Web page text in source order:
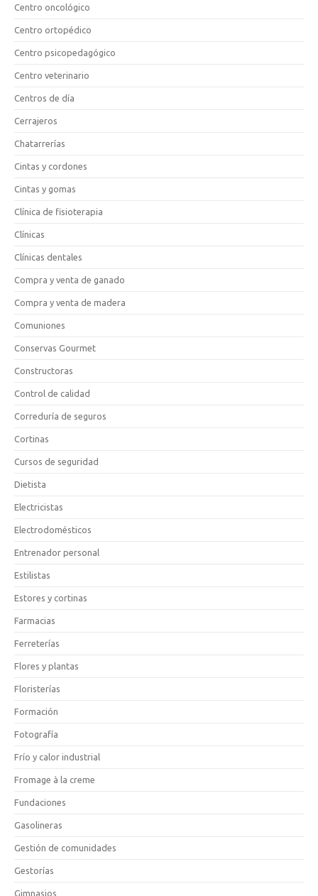
Centro oncológico
Centro ortopédico
Centro psicopedagógico
Centro veterinario
Centros de día
Cerrajeros
Chatarrerías
Cintas y cordones
Cintas y gomas
Clínica de fisioterapia
Clínicas
Clínicas dentales
Compra y venta de ganado
Compra y venta de madera
Comuniones
Conservas Gourmet
Constructoras
Control de calidad
Correduría de seguros
Cortinas
Cursos de seguridad
Dietista
Electricistas
Electrodomésticos
Entrenador personal
Estilistas
Estores y cortinas
Farmacias
Ferreterías
Flores y plantas
Floristerías
Formación
Fotografía
Frío y calor industrial
Fromage à la creme
Fundaciones
Gasolineras
Gestión de comunidades
Gestorías
Gimnasios